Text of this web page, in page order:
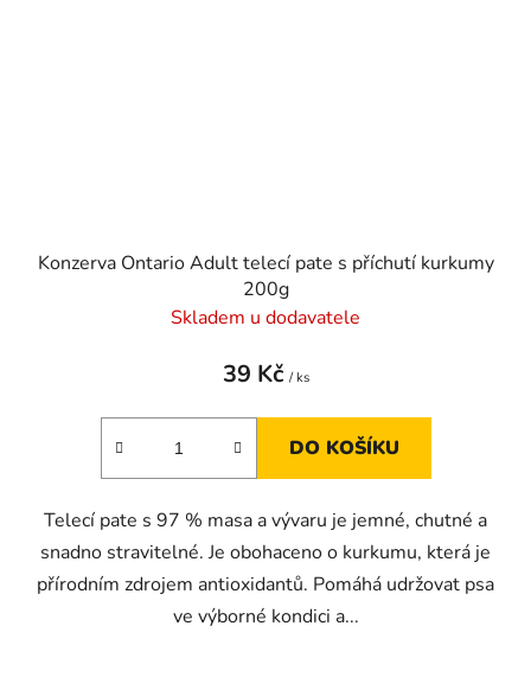
Konzerva Ontario Adult telecí pate s příchutí kurkumy
200g
Skladem u dodavatele
39 Kč / ks
DO KOŠÍKU
Telecí pate s 97 % masa a vývaru je jemné, chutné a
snadno stravitelné. Je obohaceno o kurkumu, která je
přírodním zdrojem antioxidantů. Pomáhá udržovat psa
ve výborné kondici a...